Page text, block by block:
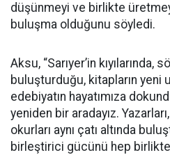
düşünmeyi ve birlikte
buluşma olduğunu söyledi.
Aksu, “Sarıyer’in kıyılarında,
buluşturduğu, kitapların yeni
edebiyatın hayatımıza
yeniden bir aradayız.
okurları aynı çatı altında
birleştirici gücünü hep birlikte